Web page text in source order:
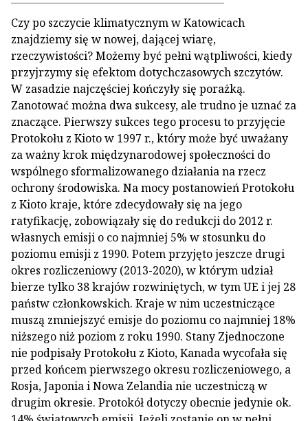
Czy po szczycie klimatycznym w Katowicach
znajdziemy się w nowej, dającej wiarę,
rzeczywistości? Możemy być pełni wątpliwości, kiedy
przyjrzymy się efektom dotychczasowych szczytów.
W zasadzie najczęściej kończyły się porażką.
Zanotować można dwa sukcesy, ale trudno je uznać za
znaczące. Pierwszy sukces tego procesu to przyjęcie
Protokołu z Kioto w 1997 r., który może być uważany
za ważny krok międzynarodowej społeczności do
wspólnego sformalizowanego działania na rzecz
ochrony środowiska. Na mocy postanowień Protokołu
z Kioto kraje, które zdecydowały się na jego
ratyfikację, zobowiązały się do redukcji do 2012 r.
własnych emisji o co najmniej 5% w stosunku do
poziomu emisji z 1990. Potem przyjęto jeszcze drugi
okres rozliczeniowy (2013-2020), w którym udział
bierze tylko 38 krajów rozwiniętych, w tym UE i jej 28
państw członkowskich. Kraje w nim uczestniczące
muszą zmniejszyć emisje do poziomu co najmniej 18%
niższego niż poziom z roku 1990. Stany Zjednoczone
nie podpisały Protokołu z Kioto, Kanada wycofała się
przed końcem pierwszego okresu rozliczeniowego, a
Rosja, Japonia i Nowa Zelandia nie uczestniczą w
drugim okresie. Protokół dotyczy obecnie jedynie ok.